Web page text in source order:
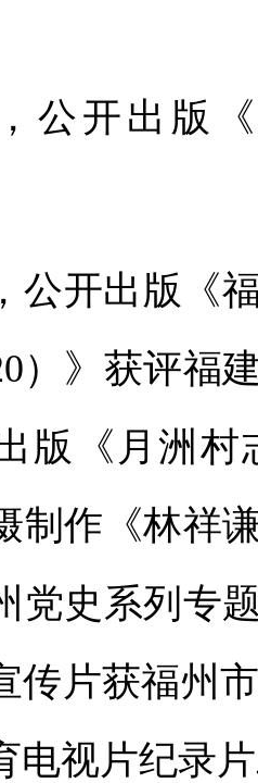
公开出版
公开出版《
）》获评福
版《月洲村
制作《林祥
党史系列专
传片获福州
电视片纪录